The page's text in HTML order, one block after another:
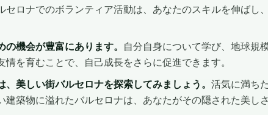
セロナでのボランティア活動は、あなたのスキルを伸ばし
の機会が豊富にあります。 自分自身について学び、地球規
情を育むことで、自己成長をさらに促進できます。
、美しい街バルセロナを探索してみましょう。 活気に満ち
建築物に溢れたバルセロナは、あなたがその隠された美し